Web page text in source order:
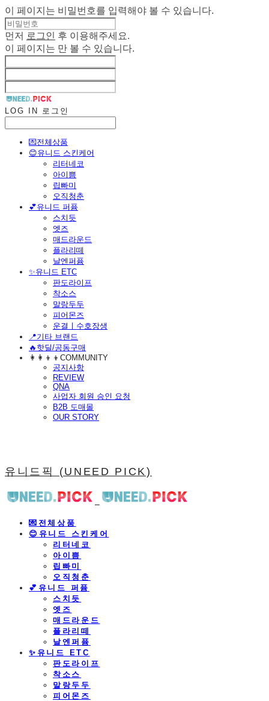
이 페이지는 비밀번호를 입력해야 볼 수 있습니다.
먼저 로그인
후 이용해주세요.
이 페이지는 만 볼 수 있습니다.
LOG IN 로그인
💌전체상품
😊유니드 스킨케어
리터네코
아이쁨
립빠미
오직청춘
💕유니드 퍼퓸
스치듯
엣즈
매드라운드
플라리떼
날엔퍼퓸
​✨유니드 ETC
판도라이프
착소스
말랑두두
피어몬즈
운결ㅣ수호장생
📍기타 브랜드
🔥핫딜/공동구매
👩‍👩‍👦‍👦COMMUNITY
공지사항
REVIEW
QNA
사업자 회원 승인 요청
B2B 도매몰
OUR STORY
유니드픽 (UNEED PICK)
💌전체상품
😊유니드 스킨케어
리터네코
아이쁨
립빠미
오직청춘
💕유니드 퍼퓸
스치듯
엣즈
매드라운드
플라리떼
날엔퍼퓸
​✨유니드 ETC
판도라이프
착소스
말랑두두
피어몬즈